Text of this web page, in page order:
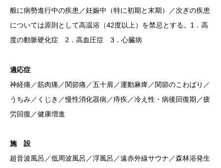
般に病勢進行中の疾患／妊娠中（特に初期と末期）／次ぎの疾患
については原則として高温浴（42度以上）を禁忌とする。1．高
度の動脈硬化症 2．高血圧症 3．心臓病
適応症
神経痛／筋肉痛／関節痛／五十肩／運動麻痺／関節のこわばり／
うちみ／くじき／慢性消化器病／痔疾／冷え性・病後回復期／疲
労回復／健康増進
施 設
超音波風呂／低周波風呂／浮風呂／遠赤外線サウナ／森林浴発生